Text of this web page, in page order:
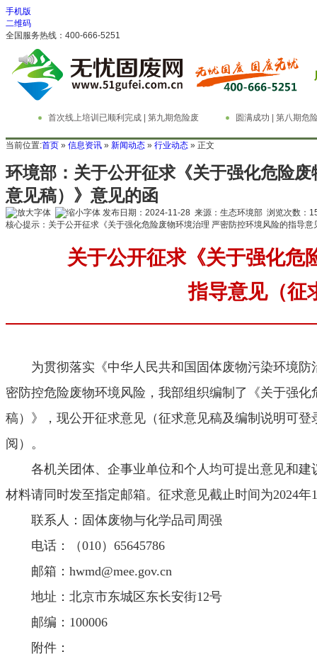
手机版
二维码
全国服务热线：400-666-5251
首次线上培训已顺利完成 | 第九期危险废
物管理与技术实务精英特训营
圆满成功 | 第八期危
务精英特训营
当前位置:首页 » 信息资讯 » 新闻动态 » 行业动态 » 正文
环境部：关于公开征求《关于强化危险
意见稿）》意见的函
发布日期：2024-11-28 来源：生态环境部 浏览次数：
核心提示：关于公开征求《关于强化危险废物环境治理 严密防控环境风险的指
关于公开征求《关于强化危
指导意见（征
为贯彻落实《中华人民共和国固体废物污染环境防
密防控危险废物环境风险，我部组织编制了《关于强
稿）》，现公开征求意见（征求意见稿及编制说明可登
阅）。
各机关团体、企事业单位和个人均可提出意见和建
材料请同时发至指定邮箱。征求意见截止时间为2024年
联系人：固体废物与化学品司周强
电话：（010）65645786
邮箱：hwmd@mee.gov.cn
地址：北京市东城区东长安街12号
邮编：100006
附件：